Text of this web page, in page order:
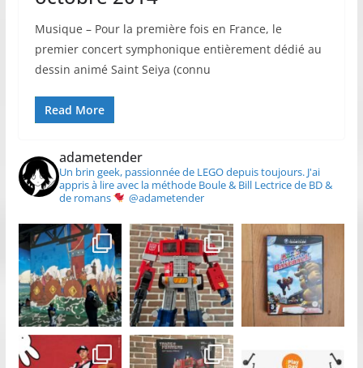
Musique – Pour la première fois en France, le
premier concert symphonique entièrement dédié au
dessin animé Saint Seiya (connu
Read More
adametender
Un brin geek, passionnée de LEGO depuis toujours.J'ai
appris à lire avec la méthode Boule & Bill Lectrice de BD &
de romans
@adametender